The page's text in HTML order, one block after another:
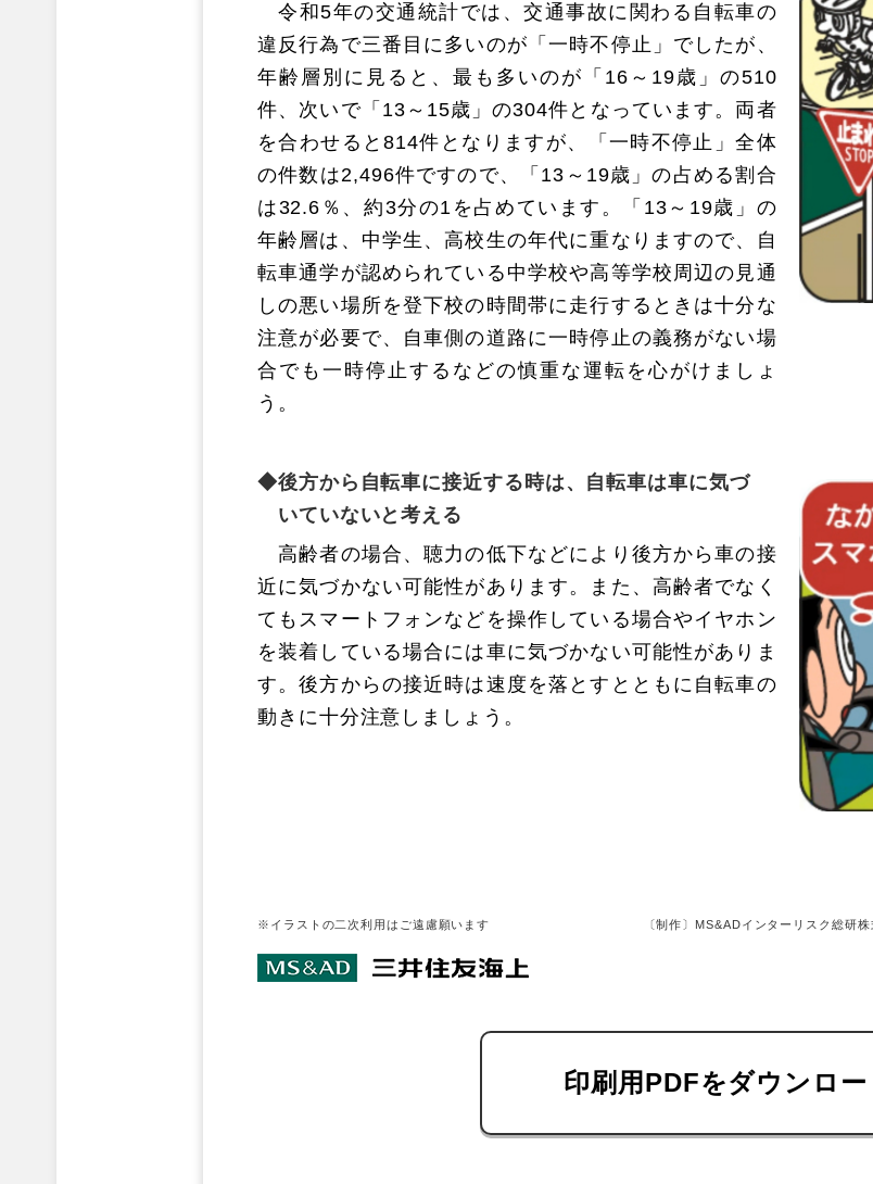
令和5年の交通統計では、交通事故に関わる自転車の
違反行為で三番目に多いのが「一時不停止」でしたが、
年齢層別に見ると、最も多いのが「16～19歳」の510
件、次いで「13～15歳」の304件となっています。両者
を合わせると814件となりますが、「一時不停止」全体
の件数は2,496件ですので、「13～19歳」の占める割合
は32.6％、約3分の1を占めています。「13～19歳」の
年齢層は、中学生、高校生の年代に重なりますので、自
転車通学が認められている中学校や高等学校周辺の見通
しの悪い場所を登下校の時間帯に走行するときは十分な
注意が必要で、自車側の道路に一時停止の義務がない場
合でも一時停止するなどの慎重な運転を心がけましょ
う。
後方から自転車に接近する時は、 自転車は車に気づ
いていないと考える
高齢者の場合、聴力の低下などにより後方から車の接
近に気づかない可能性があります。また、高齢者でなく
てもスマートフォンなどを操作している場合やイヤホン
を装着している場合には車に気づかない可能性がありま
す。後方からの接近時は速度を落とすとともに自転車の
動きに十分注意しましょう。
※イラストの二次利用はご遠慮願います 〔制作〕MS&ADインターリスク総研
印刷用PDFをダウンロー